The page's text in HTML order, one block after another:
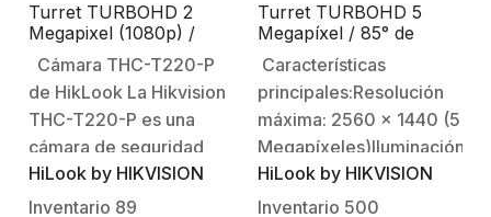
Turret TURBOHD 2
Megapixel (1080p) /
Lente 2.8 mm / 20 mts
IR EXIR / 4 Tecnologías
(TVI / AHD / CVI /
CVBS) / Uso en Interior
Cámara THC-T220-P
de HikLook La Hikvision
THC-T220-P es una
cámara de seguridad
tipo torreta fija de 2
megapíxeles, diseñada
HiLook by HIKVISION
Inventario 89
Turret TURBOHD 5
Megapíxel / 85° de
Visión / Lente 2.8 mm /
Exterior IP66 / IR EXIR
20 mts / TVI-AHD-CVI-
CVBS
Características
principales:Resolución
máxima: 2560 x 1440 (5
Megapíxeles)Iluminación
mínima: 0.01 Lux @
(F2.0, AGC ON), 0 Lux
HiLook by HIKVISION
Inventario 500